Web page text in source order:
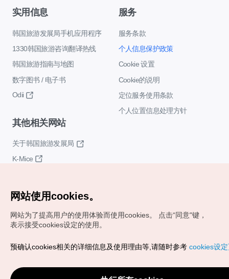
实用信息
韩国旅游发展局手机应用程序
1330韩国旅游咨询翻译热线
韩国旅游指南与地图
数字图书 / 电子书
Odii
服务
服务条款
个人信息保护政策
Cookie 设置
Cookie的说明
定位服务使用条款
个人位置信息处理方针
其他相关网站
关于韩国旅游发展局
K-Mice
Copyrights (c) 韩国旅游发展局版权所有
VISITKOREA官方邮箱
chnsim@knto.or.kr
网站使用cookies。
网站为了提高用户的使用体验而使用cookies。
点击“同意"键，
表示接受cookies设定的使用。
预确认cookies相关的详细信息及使用理由等,请随时参考 cookies设